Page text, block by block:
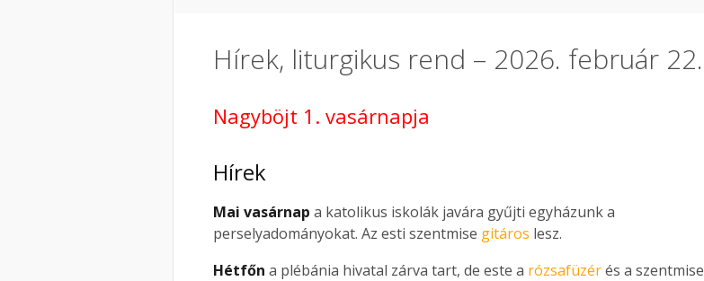
Hírek, liturgikus rend – 2026. február 22.
Nagyböjt 1. vasárnapja
Hírek
Mai vasárnap a katolikus iskolák javára gyűjti egyházunk a
perselyadományokat. Az esti szentmise gitáros lesz.
Hétfőn a plébánia hivatal zárva tart, de este a rózsafüzérés a szentmise